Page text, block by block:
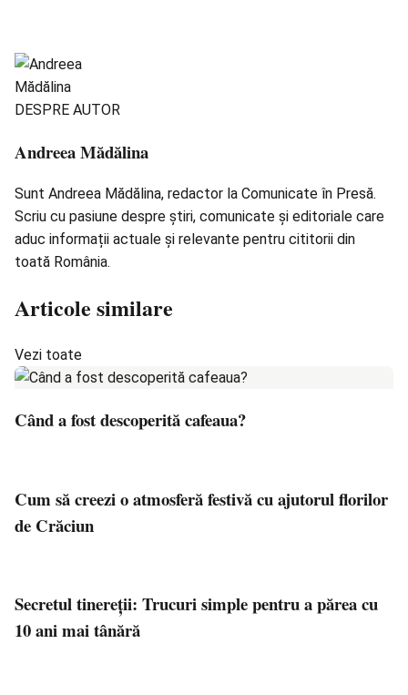
DESPRE AUTOR
Andreea Mădălina
Sunt Andreea Mădălina, redactor la Comunicate în Presă.
Scriu cu pasiune despre știri, comunicate și editoriale care
aduc informații actuale și relevante pentru cititorii din
toată România.
Articole similare
Vezi toate
Când a fost descoperită cafeaua?
Cum să creezi o atmosferă festivă cu ajutorul florilor
de Crăciun
Secretul tinereții: Trucuri simple pentru a părea cu
10 ani mai tânără